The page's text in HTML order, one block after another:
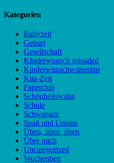
Kategorien
Babyzeit
Geburt
Gesellschaft
KInderwunsch reloaded
Kinderwunschwahnsinn
Kita-Zeit
Paperclub
Schönheitswahn
Schule
Schwanger
Spaß und Unsinn
Üben, üben, üben
Über mich
Uncategorized
Wochenbett